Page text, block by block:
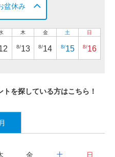
盆休み
木
8/13
金
8/14
土
8/15
日
8/16
を探している方はこちら！
金 土 日